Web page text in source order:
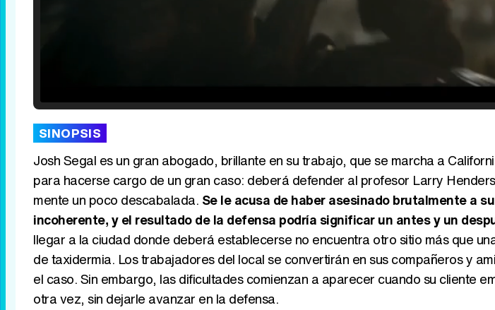
SINOPSIS
Josh Segal es un gran abogado, brillante en su trabajo, que se marcha a
para hacerse cargo de un gran caso: deberá defender al profesor Larry
mente un poco descabalada. Se le acusa de haber asesinado brutalmente a
incoherente, y el resultado de la defensa podría significar un antes y un
llegar a la ciudad donde deberá establecerse no encuentra otro sitio más que
de taxidermia. Los trabajadores del local se convertirán en sus compañeros y
el caso. Sin embargo, las dificultades comienzan a aparecer cuando su cliente
otra vez, sin dejarle avanzar en la defensa.